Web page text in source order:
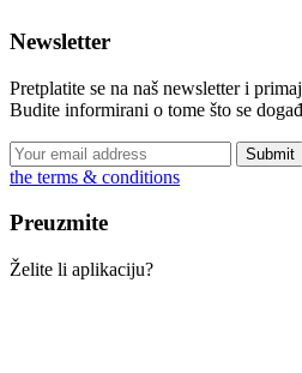
Newsletter
Pretplatite se na naš newsletter i
Budite informirani o tome što se
the terms & conditions
Preuzmite
Želite li aplikaciju?